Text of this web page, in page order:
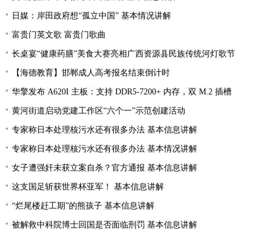
日媒：岸田政府想“孤立中国” 基本情况讲解
富贵门英文歌 富贵门歌曲
长桌宴“健康药膳”美食大赛亮相广西资源县民族传统河灯歌节
【海德教育】邯郸成人高考报名结束倒计时
华擎发布 A620I 主板：支持 DDR5-7200+ 内存，双 M.2 插槽
黄河街道启动党建工作区“六个一”示范创建活动
专家称日本处理核污水还有很多办法 基本信息讲解
专家称日本处理核污水还有很多办法 基本情况讲解
女子遭强奸未获立案自杀？官方通报 基本信息讲解
这支国足斩获世界杯亚军！ 基本信息讲解
“烂尾楼赶工期”的熊孩子 基本信息讲解
被解救中科院博士回国是否面临刑罚 基本信息讲解